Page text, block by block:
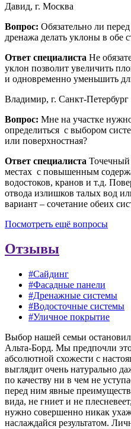
Давид, г. Москва
Вопрос: Обязательно ли
дренажа делать уклоны в обе
Ответ специалиста Не
уклон позволит увеличить
и одновременно уменьшить
Владимир, г. Санкт-Петербург
Вопрос: Мне на участке
определиться с выбором
или поверхностная?
Ответ специалиста Точечный
местах с повышенным
водостоков, кранов и т.д.
отвода излишков талых вод
вариант – сочетание обеих
Посмотреть ещё вопросы
Отзывы
#Сайдинг
#Фасадные панели
#Дренажные системы
#Водосточные системы
#Уличное покрытие
Выбор нашей семьи
Альта-Борд. Мы предпочли
абсолютной схожести с
выглядит очень натурально
по качеству ни в чем не
перед ним явные
вида, не гниет и не
нужно совершенно никак
наслаждайся результатом.